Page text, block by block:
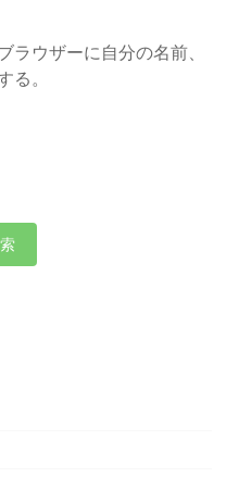
ラウザーに自分の名前、
る。